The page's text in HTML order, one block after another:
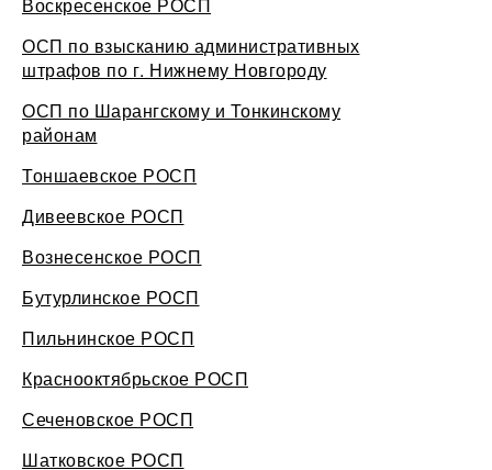
ОСП по взысканию административных
штрафов по г. Нижнему Новгороду
ОСП по Шарангскому и Тонкинскому
районам
Тоншаевское РОСП
Дивеевское РОСП
Вознесенское РОСП
Бутурлинское РОСП
Пильнинское РОСП
Краснооктябрьское РОСП
Сеченовское РОСП
Шатковское РОСП